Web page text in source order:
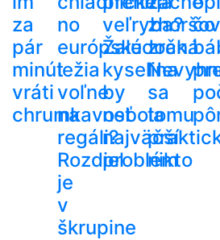
za
pár
minút
vráti
chrumkavosť
no
európske
ležia
voľne
na
regáli?
Rozdiel
je
v
škrupine
veľryba?
Žalúdočná
kyselina
by
nebola
najväčší
problém
zrak.
sa
tomu
nikto
čo